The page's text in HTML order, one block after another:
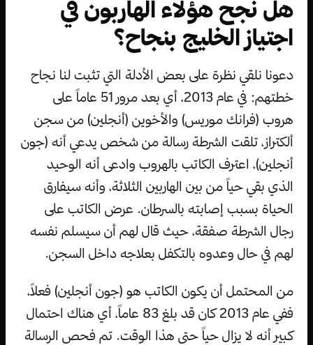
هل نجح هؤلاء الهاربون في
اجتياز الخليج بنجاح؟
دعونا نلقي نظرة على بعض الأدلة التي تثبت لنا نجاح
خطتهم: في عام 2013، أي بعد مرور 51 عاماً على
هروب (فرانك موريس) والأخوين (أنجلين) من سجن
ألكتراز، تلقت الشرطة رسالة من شخص يدعي أنه (جون
أنجلين)، اعترف الكاتب بالهروب وادعى أنه الوحيد
الذي بقي حياً من بين الهاربين الثلاثة، وأنه سيفارق
الحياة بسبب إصابته بالسرطان. عرض الكاتب على
رجال الشرطة صفقة، حيث قال لهم أن سيسلم نفسه
لهم في حال وعدوه بالتكفل بعلاجه داخل السجن.
من المحتمل أن يكون الكاتب هو (جون أنجلين) فعلاً،
ففي عام 2013 كان قد بلغ 83 عاماً، أي هناك احتمال
كبير أنه لا يزال حياً حتى هذا الوقت. تم فحص الرسالة